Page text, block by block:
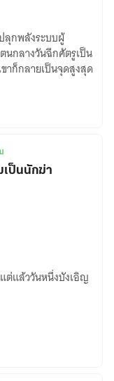
ลุกพลังระบบผู้
นกลางวันฉีกศัตรูเป็น
าก็กลายเป็นจุดสูงสุด
ป็นนักฆ่า
ต่แล้ววันหนึ่งบังเอิญ